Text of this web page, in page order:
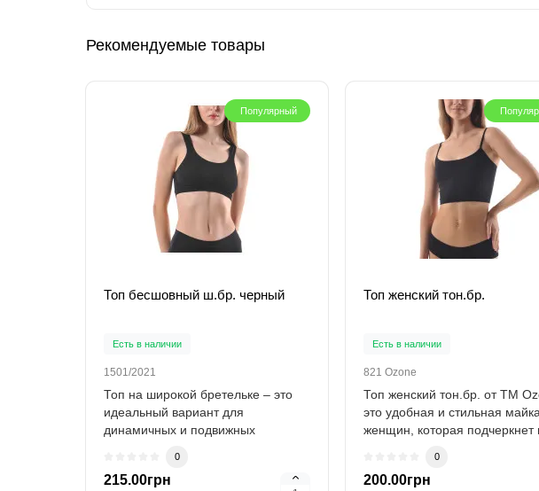
Рекомендуемые товары
Популярный
Топ бесшовный ш.бр. черный
Есть в наличии
1501/2021
Топ на широкой бретельке – это
идеальный вариант для
динамичных и подвижных
0
215.00грн
Топ женский тон.бр.
Есть в наличии
821 Ozone
Топ женский тон.бр. от ТМ
это удобная и стильная
женщин, которая подчеркнет
0
200.00грн